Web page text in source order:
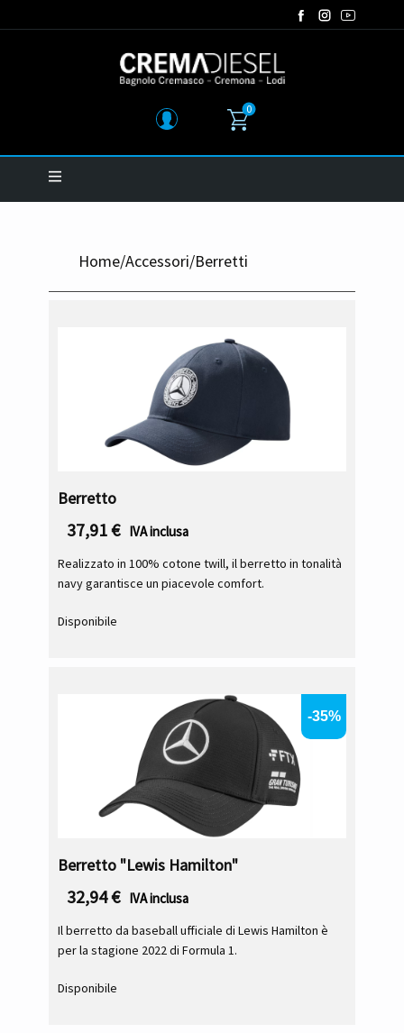
0
Home/Accessori/Berretti
Berretto
37,91€ IVA inclusa
Realizzato in 100% cotone twill, il berretto in tonalità
navy garantisce un piacevole comfort.
Disponibile
-35%
Berretto "Lewis Hamilton"
32,94€ IVA inclusa
Il berretto da baseball ufficiale di Lewis Hamilton è
per la stagione 2022 di Formula 1.
Disponibile